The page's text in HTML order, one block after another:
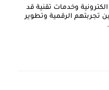
وخدمات تقنية قد
الرقمية وتطوير